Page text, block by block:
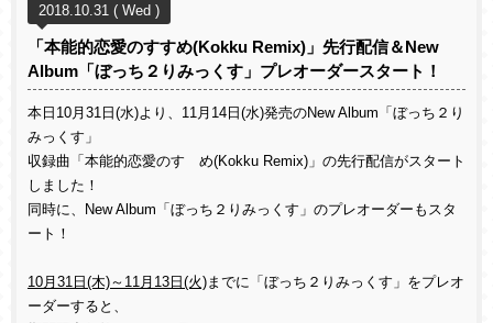
2018.10.31 ( Wed )
「本能的恋愛のすすめ(Kokku Remix)」先行配信＆New
Album「ぼっち２りみっくす」プレオーダースタート！
本日10月31日(水)より、11月14日(水)発売のNew Album「ぼっち２り
みっくす」
収録曲「本能的恋愛のすゝめ(Kokku Remix)」の先行配信がスタート
しました！
同時に、New Album「ぼっち２りみっくす」のプレオーダーもスタ
ート！
10月31日(木)～11月13日(火)までに「ぼっち２りみっくす」をプレオ
ーダーすると、